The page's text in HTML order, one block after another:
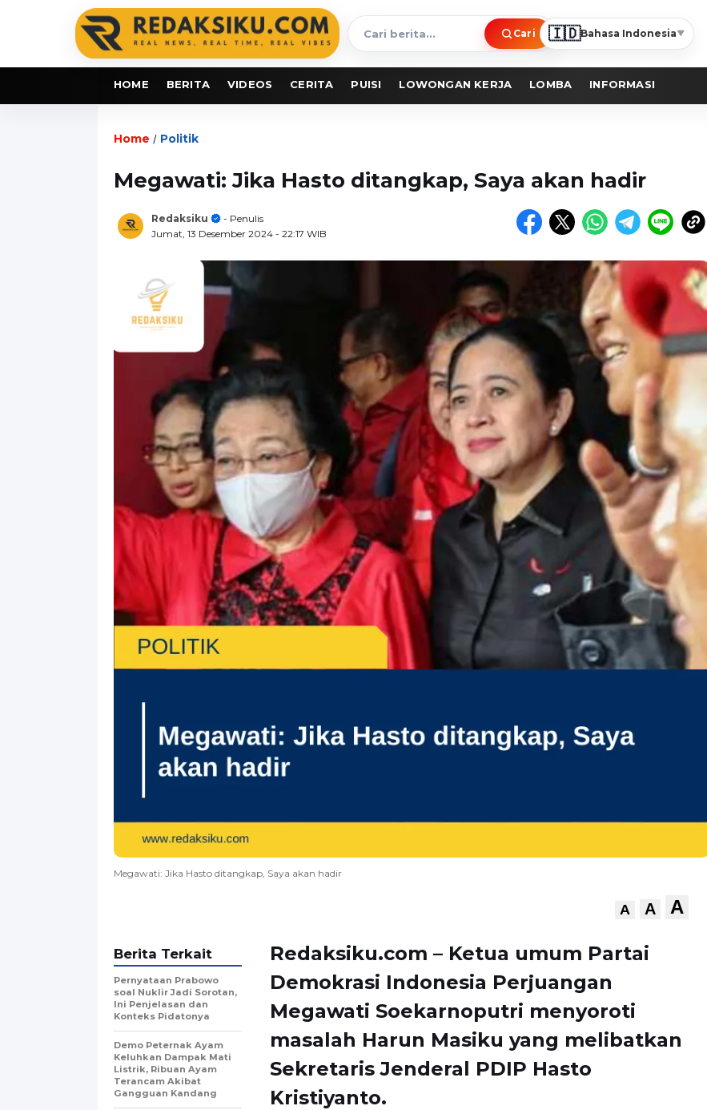
Cari
berita
Cari 🇮🇩Bahasa Indonesia▼
HOME BERITA VIDEOS CERITA PUISI LOWONGAN KERJA LOMBA INFORMASI
Home / Politik
Megawati: Jika Hasto ditangkap, Saya akan hadir
Redaksiku
- Penulis
Jumat, 13 Desember 2024 - 22:17 WIB
Megawati: Jika Hasto ditangkap, Saya akan hadir
A A A
Redaksiku.com – Ketua umum Partai
Demokrasi Indonesia Perjuangan
Megawati Soekarnoputri menyoroti
masalah Harun Masiku yang melibatkan
Sekretaris Jenderal PDIP Hasto
Kristiyanto.
Berita Terkait
Pernyataan Prabowo
soal Nuklir Jadi Sorotan,
Ini Penjelasan dan
Konteks Pidatonya
Demo Peternak Ayam
Keluhkan Dampak Mati
Listrik, Ribuan Ayam
Terancam Akibat
Gangguan Kandang